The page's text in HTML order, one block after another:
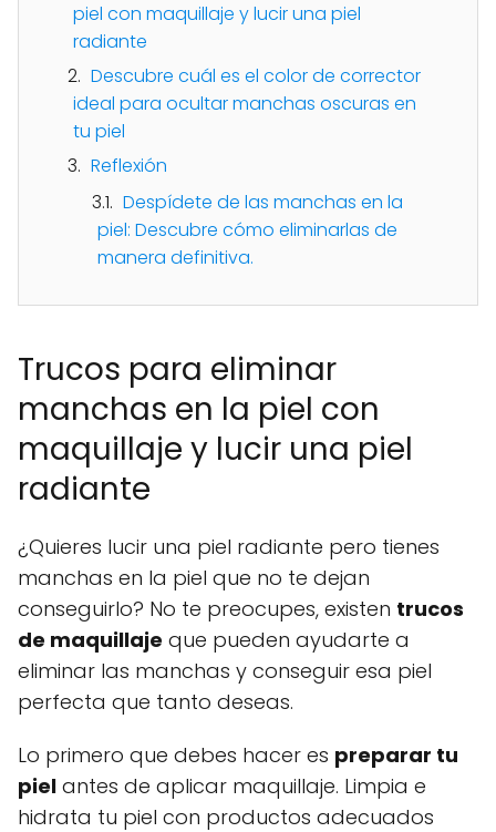
piel con maquillaje y lucir una piel
radiante
Descubre cuál es el color de corrector
ideal para ocultar manchas oscuras en
tu piel
Reflexión
Despídete de las manchas en la
piel: Descubre cómo eliminarlas de
manera definitiva.
Trucos para eliminar
manchas en la piel con
maquillaje y lucir una piel
radiante
¿Quieres lucir una piel radiante pero tienes
manchas en la piel que no te dejan
conseguirlo? No te preocupes, existen trucos
de maquillaje que pueden ayudarte a
eliminar las manchas y conseguir esa piel
perfecta que tanto deseas.
Lo primero que debes hacer es preparar tu
piel antes de aplicar maquillaje. Limpia e
hidrata tu piel con productos adecuados